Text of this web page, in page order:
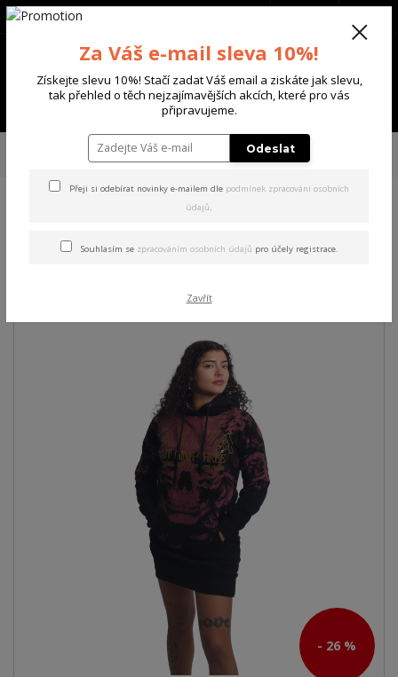
Menu
+420 702 136 620
ŠATY
Yakuza dámské šaty Lost Skull Sweat Dress
Skull Sweat Dress black S
- 26 %
Za Váš e-mail sleva 10%!
Získejte slevu 10%! Stačí zadat Váš email a ziskáte jak slevu,
tak přehled o těch nejzajímavějších akcích, které pro vás
připravujeme.
Odeslat
Přeji si odebírat novinky e-mailem dle podmínek zpracování osobních
údajů.
Souhlasím se zpracováním osobních údajů pro účely registrace.
Zavřít